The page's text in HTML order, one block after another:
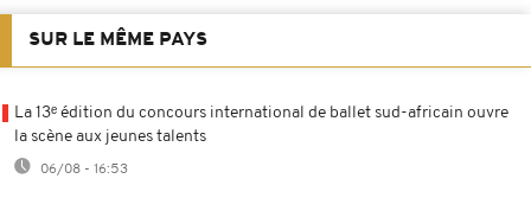
SUR LE MÊME PAYS
La 13ᵉ édition du concours international de ballet sud-africain ouvre
la scène aux jeunes talents
06/08 - 16:53